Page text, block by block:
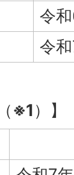
令
令
※1）】